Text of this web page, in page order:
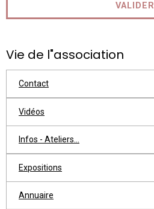
VALIDER
Vie de l"association
Contact
Vidéos
Infos - Ateliers...
Expositions
Annuaire